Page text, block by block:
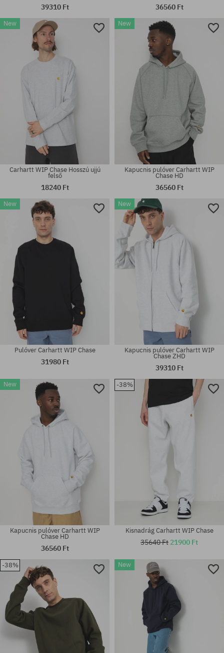
Elérhető méretek:
Elérhető méretek:
M; L; XL; XXL
Elérhető méretek:
M; L; XL; XXL
39310 Ft
Elérhető méretek:
S; M; L; XL; XXL
36560 Ft
New
Elérhető méretek:
Carhartt WIP Chase Hosszú ujjú
felső
18240 Ft
New
Elérhető méretek:
Kapucnis pulóver Carhartt WIP
Chase HD
36560 Ft
New
Elérhető méretek:
S; M; L; XL; XXL
Pulóver Carhartt WIP Chase
31980 Ft
New
Elérhető méretek:
L; XL; XXL
Kapucnis pulóver Carhartt WIP
Chase ZHD
39310 Ft
New
Kapucnis pulóver Carhartt WIP
Chase HD
36560 Ft
-38%
Kisnadrág Carhartt WIP Chase
35640 Ft 21900 Ft
-38% New